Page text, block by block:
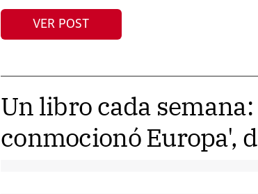
VER POST
Un libro cada
conmocionó Europa',